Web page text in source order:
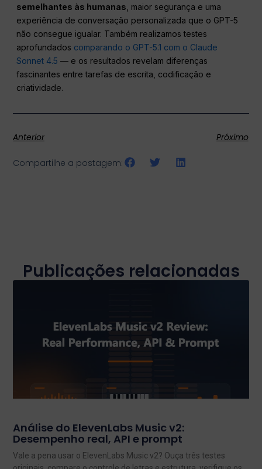
semelhantes às humanas , maior segurança e uma
experiência de conversação personalizada que o GPT-5
não consegue igualar. Também realizamos testes
aprofundados comparando o GPT-5.1 com o Claude
Sonnet 4.5— e os resultados revelam diferenças
fascinantes entre tarefas de escrita, codificação e
criatividade.
Anterior Próximo
Compartilhe a postagem:
Publicações relacionadas
Análise do ElevenLabs Music v2:
Desempenho real, API e prompt
Vale a pena usar o ElevenLabs Music v2? Ouça três testes